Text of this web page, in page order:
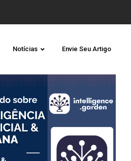
Notícias Envie Seu Artigo